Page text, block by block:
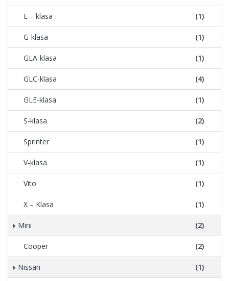
E – klasa (1)
G-klasa (1)
GLA-klasa (1)
GLC-klasa (4)
GLE-klasa (1)
S-klasa (2)
Sprinter (1)
V-klasa (1)
Vito (1)
X – Klasa (1)
Mini (2)
Cooper (2)
Nissan (1)